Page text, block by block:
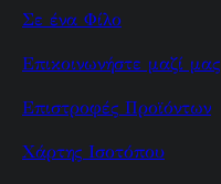
Σε ένα Φίλο
Επικοινωνήστε μαζί μας
Επιστροφές Προϊόντων
Χάρτης Ισοτόπου